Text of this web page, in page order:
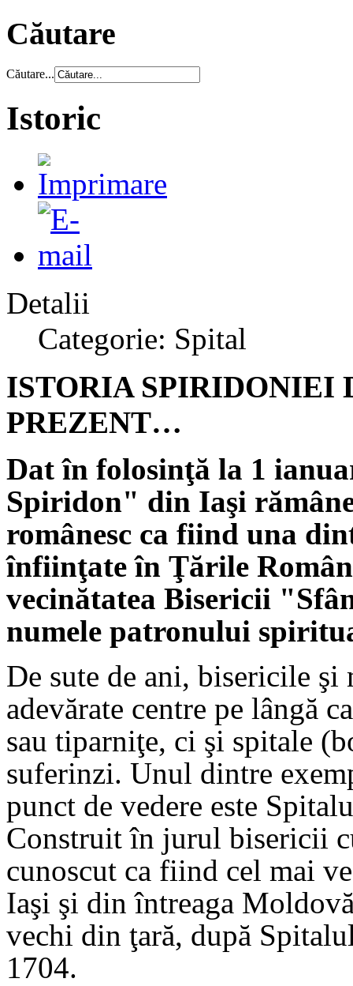
Căutare
Căutare...
Istoric
Detalii
Categorie: Spital
ISTORIA SPIRIDONIEI
PREZENT…
Dat în folosinţă la 1
Spiridon" din Iaşi
românesc ca fiind una
înfiinţate în Ţările
vecinătatea Bisericii
numele patronului
De sute de ani, bisericile şi
adevărate centre pe lângă
sau tiparniţe, ci şi spitale
suferinzi. Unul dintre
punct de vedere este
Construit în jurul bisericii
cunoscut ca fiind cel mai
Iaşi şi din întreaga
vechi din ţară, după
1704.